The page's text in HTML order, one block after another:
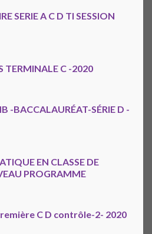
SERIE A C D TI SESSION
TERMINALE C -2020
-BACCALAURÉAT-SÉRIE D -
EN CLASSE DE
PROGRAMME
C D contrôle-2- 2020